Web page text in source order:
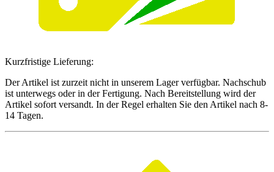
Kurzfristige Lieferung:
Der Artikel ist zurzeit nicht in unserem Lager verfügbar. Nachschub
ist unterwegs oder in der Fertigung. Nach Bereitstellung wird der
Artikel sofort versandt. In der Regel erhalten Sie den Artikel nach 8-
14 Tagen.